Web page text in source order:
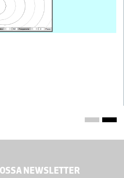
NEWSLETTER